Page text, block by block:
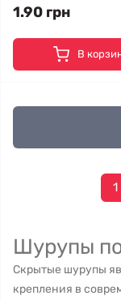
1.90 грн
В
1
Шурупы
Скрытые шурупы
крепления в